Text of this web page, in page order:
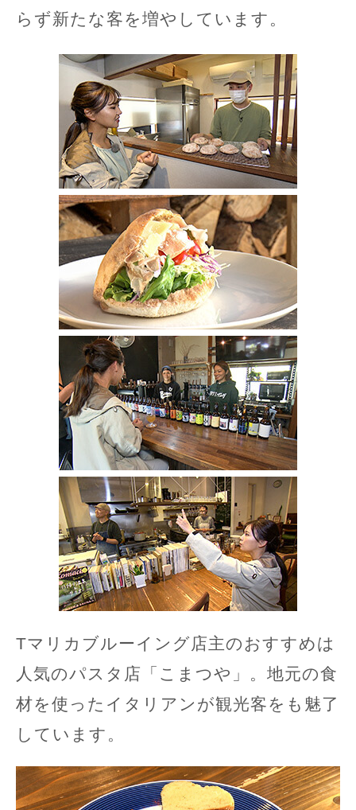
らず新たな客を増やしています。
Tマリカブルーイング店主のおすすめは
人気のパスタ店「こまつや」。地元の食
材を使ったイタリアンが観光客をも魅了
しています。